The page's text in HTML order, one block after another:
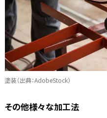
塗装（出典：AdobeStock）
その他様々な加工法